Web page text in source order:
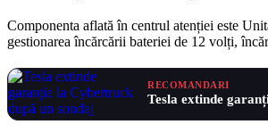
Componenta aflată în centrul atenției este
gestionarea încărcării bateriei de 12 volți,
RECOMANDARI
Tesla extinde